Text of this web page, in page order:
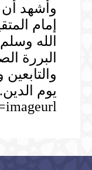
وأشهد
إمام
الله
البررة
imageurl="">